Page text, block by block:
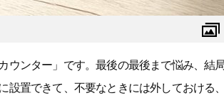
ウンター」です。最後の最後まで悩み、結
設置できて、不要なときには外しておける